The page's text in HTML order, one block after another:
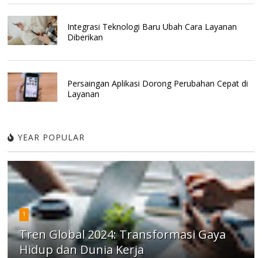
Integrasi Teknologi Baru Ubah Cara Layanan
Diberikan
Persaingan Aplikasi Dorong Perubahan Cepat di
Layanan
YEAR POPULAR
1
Tren Global 2024: Transformasi Gaya
Hidup dan Dunia Kerja